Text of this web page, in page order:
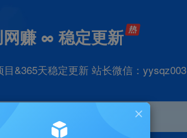
网赚 ∞ 稳定更新
目&365天稳定更新 站长微信：yysqz003